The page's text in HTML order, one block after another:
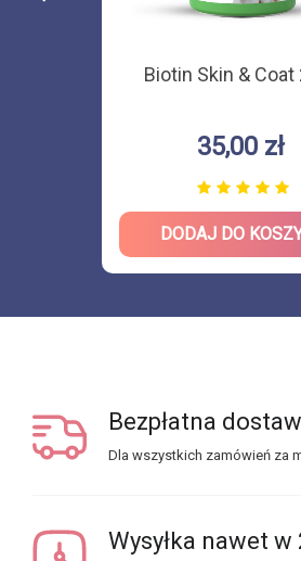
Biotin Skin & Coat
35,00 zł
DODAJ DO
Bezpłatna
Dla wszystkich zamówień za
Wysyłka nawet w